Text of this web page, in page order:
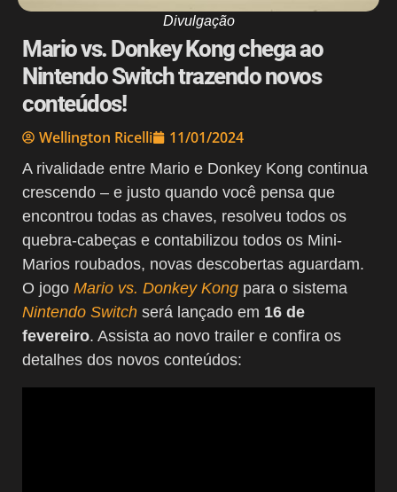
Divulgação
Mario vs. Donkey Kong chega ao
Nintendo Switch trazendo novos
conteúdos!
Wellington Ricelli 11/01/2024
A rivalidade entre Mario e Donkey Kong continua
crescendo – e justo quando você pensa que
encontrou todas as chaves, resolveu todos os
quebra-cabeças e contabilizou todos os Mini-
Marios roubados, novas descobertas aguardam.
O jogo Mario vs. Donkey Kong para o sistema
Nintendo Switch será lançado em 16 de
fevereiro. Assista ao novo trailer e confira os
detalhes dos novos conteúdos: